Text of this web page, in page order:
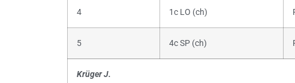
4 1c LO (ch)
5 4c SP (ch)
Krüger J.